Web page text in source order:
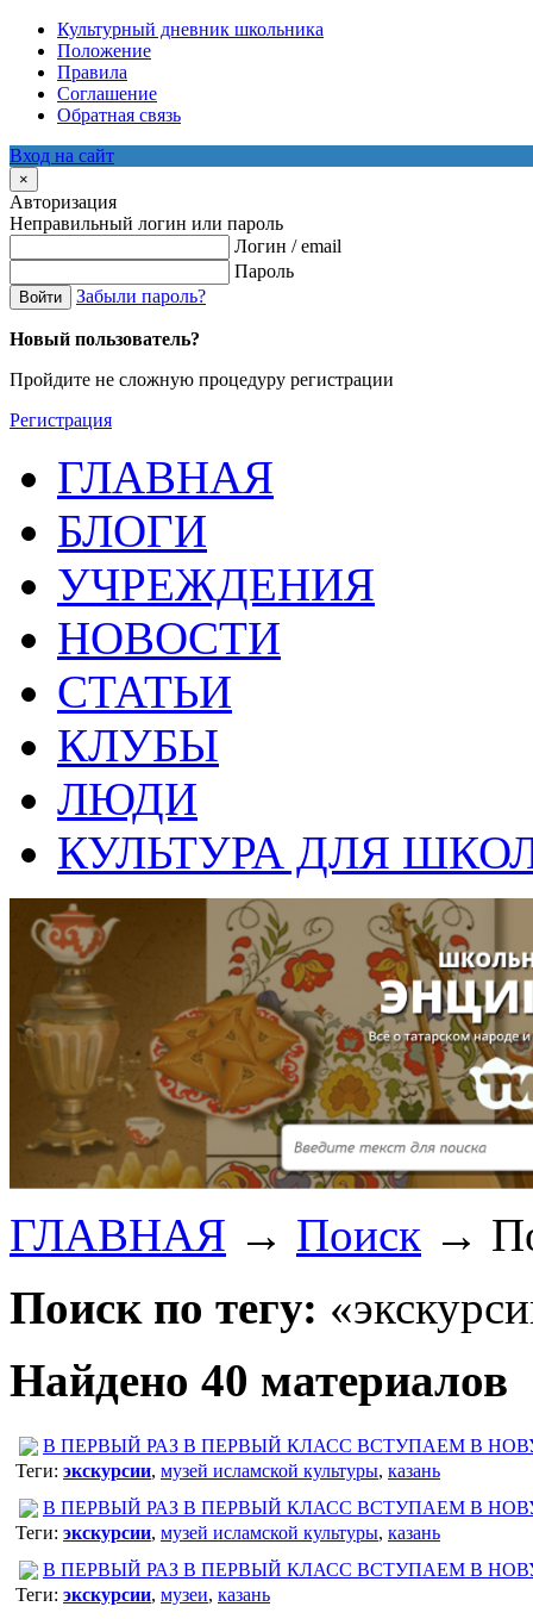
Культурный дневник школьника
Положение
Правила
Соглашение
Обратная связь
Вход на сайт
×
Авторизация
Неправильный логин или пароль
Логин / email
Пароль
Войти Забыли пароль?
Новый пользователь?
Пройдите не сложную процедуру регистрации
Регистрация
ГЛАВНАЯ
БЛОГИ
УЧРЕЖДЕНИЯ
НОВОСТИ
СТАТЬИ
КЛУБЫ
ЛЮДИ
КУЛЬТУРА ДЛЯ
ГЛАВНАЯ → Поиск →
Поиск по тегу:
Найдено 40 материалов
В ПЕРВЫЙ РАЗ В ПЕРВЫЙ КЛАСС ВСТУПАЕМ В
Теги: экскурсии, музей исламской культуры, казань
В ПЕРВЫЙ РАЗ В ПЕРВЫЙ КЛАСС ВСТУПАЕМ В
Теги: экскурсии, музей исламской культуры, казань
В ПЕРВЫЙ РАЗ В ПЕРВЫЙ КЛАСС ВСТУПАЕМ В
Теги: экскурсии, музеи, казань